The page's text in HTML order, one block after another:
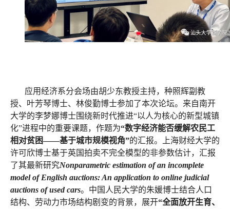
应用经济系分会场由胡少东教授主持，种照辉副教
授、叶芳琴博士、林俊勤博士参加了本次论坛。来自南开
大学的李梦娜博士围绕新时代推进“以人为核心的新型城镇
化”进程中的重要课题，作题为“数字经济能否缓解农民工
相对贫困——基于城市规模视角”的汇报。上海财经大学的
许可欣博士基于英国拍卖不完全模型的非参数估计，汇报
了其最新研究Nonparametric estimation of an incomplete
model of English auctions: An application to online judicial
auctions of used cars。中国人民大学的朱媛博士结合人口
结构、劳动力市场结构剧变的背景，展开“全面放开生育、